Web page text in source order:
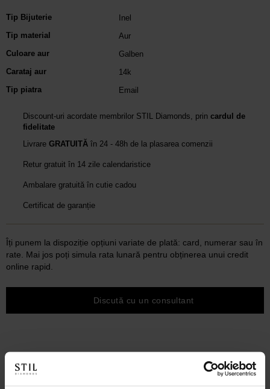
Tip Bijuterie
Inel
Tip material
Aur
Culoare aur
Galben
Carataj aur
14k
Tip piatra
Email
Discount-uri acordate membrilor STIL Diamonds, prin cardul de
fidelitate
Livrare GRATUITĂ în 24 - 48h de la plasarea comenzii
Retur gratuit în 14 zile calendaristice
Ambalare gratuită în cutie cadou
Certificat de garanție
Îți punem la dispoziție opțiuni variate de plată: card, numerar sau în
rate. Mai jos poți simula rata lunară pentru obținerea unui credit
online rapid.
Discută cu un consultant